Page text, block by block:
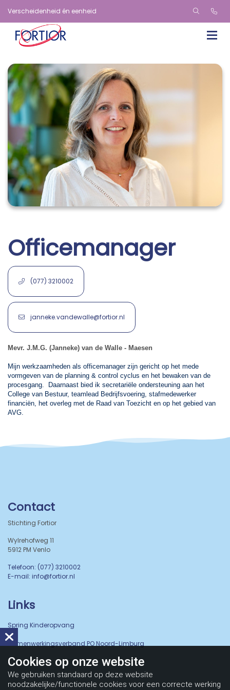
Verscheidenheid én eenheid
Officemanager
(077) 3210002
janneke.vandewalle@fortior.nl
Mevr. J.M.G. (Janneke) van de Walle - Maesen
Mijn werkzaamheden als officemanager zijn gericht op het mede
vormgeven van de planning & control cyclus en het bewaken van de
procesgang. Daarnaast bied ik secretariële ondersteuning aan het
College van Bestuur, teamlead Bedrijfsvoering, stafmedewerker
financiën, het overleg met de Raad van Toezicht en op het gebied van
AVG.
Contact
Stichting Fortior
Wylrehofweg 11
5912 PM Venlo
Telefoon: (077) 3210002
E-mail: info@fortior.nl
Links
Spring Kinderopvang
Samenwerkingsverband PO Noord-Limburg
Cookies op onze website
We gebruiken standaard op deze website
noodzakelijke/functionele cookies voor een correcte werking